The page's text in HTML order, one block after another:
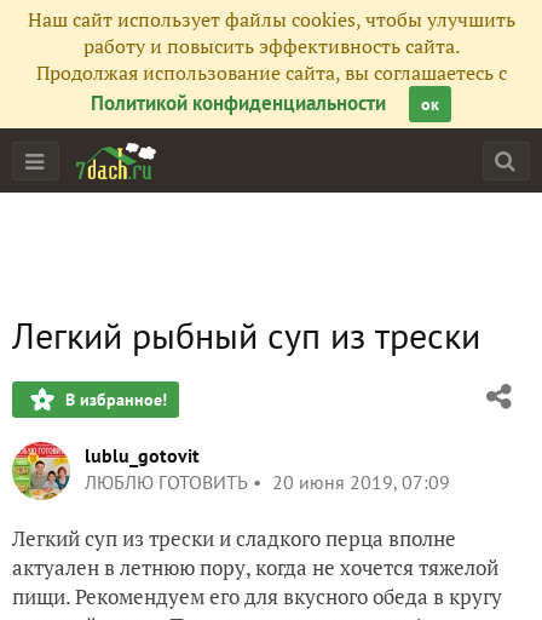
Наш сайт использует файлы cookies, чтобы улучшить
работу и повысить эффективность сайта.
Продолжая использование сайта, вы соглашаетесь с
Политикой конфиденциальности
ок
Легкий рыбный суп из трески
В избранное!
lublu_gotovit
ЛЮБЛЮ ГОТОВИТЬ
20 июня 2019, 07:09
Легкий суп из трески и сладкого перца вполне
актуален в летнюю пору, когда не хочется тяжелой
пищи. Рекомендуем его для вкусного обеда в кругу